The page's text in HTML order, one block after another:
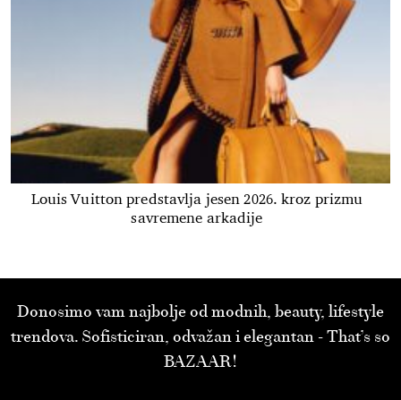
Louis Vuitton predstavlja jesen 2026. kroz prizmu
savremene arkadije
Donosimo vam najbolje od modnih, beauty, lifestyle
trendova. Sofisticiran, odvažan i elegantan - That’s so
BAZAAR!